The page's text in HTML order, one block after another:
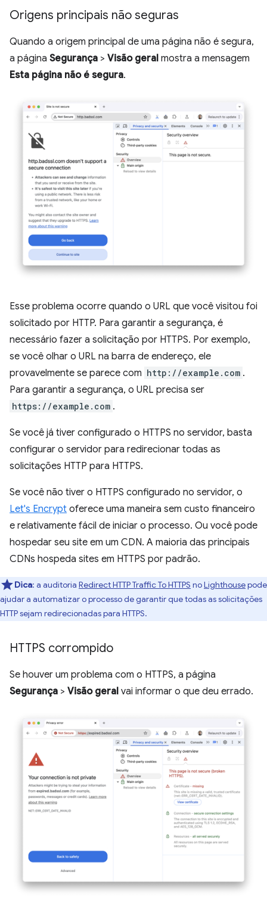
Origens principais não seguras
Quando a origem principal de uma página não é segura,
a página Segurança > Visão geral mostra a mensagem
Esta página não é segura.
Esse problema ocorre quando o URL que você visitou foi
solicitado por HTTP. Para garantir a segurança, é
necessário fazer a solicitação por HTTPS. Por exemplo,
se você olhar o URL na barra de endereço, ele
provavelmente se parece com http://example.com .
Para garantir a segurança, o URL precisa ser
https://example.com .
Se você já tiver configurado o HTTPS no servidor, basta
configurar o servidor para redirecionar todas as
solicitações HTTP para HTTPS.
Se você não tiver o HTTPS configurado no servidor, o
Let's Encrypt oferece uma maneira sem custo financeiro
e relativamente fácil de iniciar o processo. Ou você pode
hospedar seu site em um CDN. A maioria das principais
CDNs hospeda sites em HTTPS por padrão.
Dica: a auditoria Redirect HTTP Traffic To HTTPS noLighthousepode
ajudar a automatizar o processo de garantir que todas as solicitações
HTTP sejam redirecionadas para HTTPS.
HTTPS corrompido
Se houver um problema com o HTTPS, a página
Segurança > Visão geral vai informar o que deu errado.